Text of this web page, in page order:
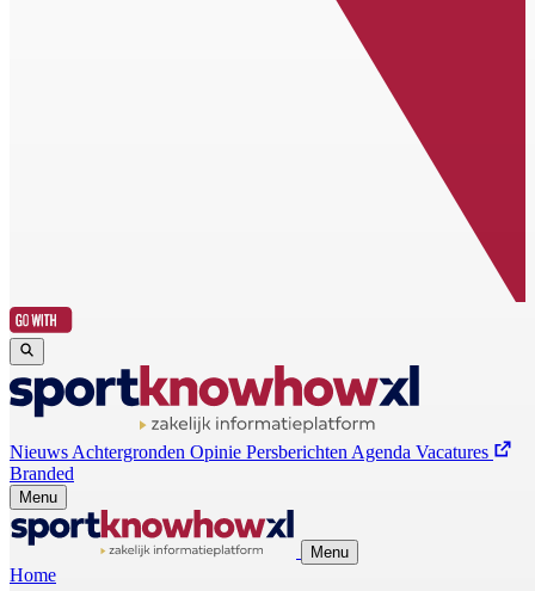
Nieuws Achtergronden Opinie Persberichten Agenda Vacatures
Branded
Menu
Menu
Home